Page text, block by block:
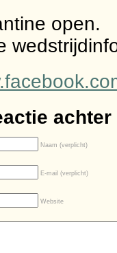
open.
achter
Naam (verplicht)
E-mail (verplicht)
Website